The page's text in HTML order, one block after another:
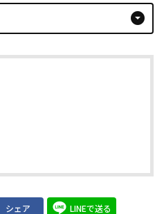
arrow_drop_down_circle
シェア LINEで送る